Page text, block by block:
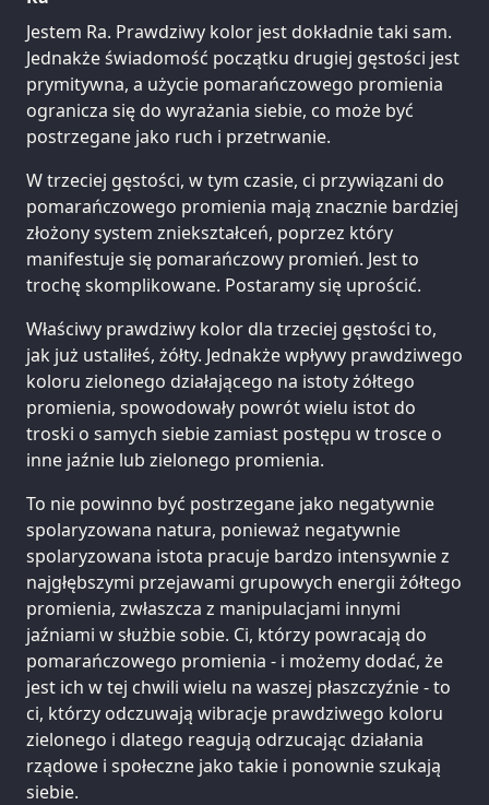
Jestem Ra. Prawdziwy kolor jest dokładnie taki sam.
Jednakże świadomość początku drugiej gęstości jest
prymitywna, a użycie pomarańczowego promienia
ogranicza się do wyrażania siebie, co może być
postrzegane jako ruch i przetrwanie.
W trzeciej gęstości, w tym czasie, ci przywiązani do
pomarańczowego promienia mają znacznie bardziej
złożony system zniekształceń, poprzez który
manifestuje się pomarańczowy promień. Jest to
trochę skomplikowane. Postaramy się uprościć.
Właściwy prawdziwy kolor dla trzeciej gęstości to,
jak już ustaliłeś, żółty. Jednakże wpływy prawdziwego
koloru zielonego działającego na istoty żółtego
promienia, spowodowały powrót wielu istot do
troski o samych siebie zamiast postępu w trosce o
inne jaźnie lub zielonego promienia.
To nie powinno być postrzegane jako negatywnie
spolaryzowana natura, ponieważ negatywnie
spolaryzowana istota pracuje bardzo intensywnie z
najgłębszymi przejawami grupowych energii żółtego
promienia, zwłaszcza z manipulacjami innymi
jaźniami w służbie sobie. Ci, którzy powracają do
pomarańczowego promienia - i możemy dodać, że
jest ich w tej chwili wielu na waszej płaszczyźnie - to
ci, którzy odczuwają wibracje prawdziwego koloru
zielonego i dlatego reagują odrzucając działania
rządowe i społeczne jako takie i ponownie szukają
siebie.